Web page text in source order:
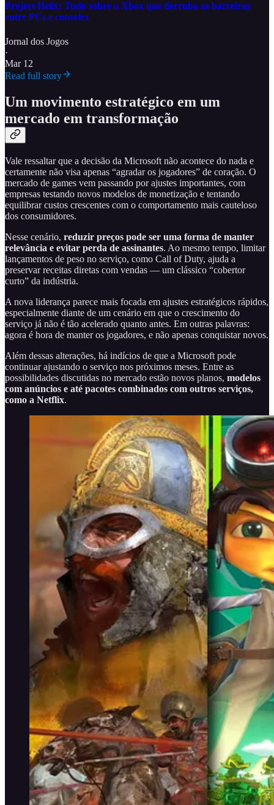
Project Helix: Tudo sobre o Xbox que derruba as barreiras
entre PCs e consoles
Jornal dos Jogos
·
Mar 12
Read full story
Um movimento estratégico em um
mercado em transformação
Vale ressaltar que a decisão da Microsoft não acontece do nada e
certamente não visa apenas “agradar os jogadores” de coração. O
mercado de games vem passando por ajustes importantes, com
empresas testando novos modelos de monetização e tentando
equilibrar custos crescentes com o comportamento mais cauteloso
dos consumidores.
Nesse cenário, reduzir preços pode ser uma forma de manter
relevância e evitar perda de assinantes. Ao mesmo tempo, limitar
lançamentos de peso no serviço, como Call of Duty, ajuda a
preservar receitas diretas com vendas — um clássico “cobertor
curto” da indústria.
A nova liderança parece mais focada em ajustes estratégicos rápidos,
especialmente diante de um cenário em que o crescimento do
serviço já não é tão acelerado quanto antes. Em outras palavras:
agora é hora de manter os jogadores, e não apenas conquistar novos.
Além dessas alterações, há indícios de que a Microsoft pode
continuar ajustando o serviço nos próximos meses. Entre as
possibilidades discutidas no mercado estão novos planos, modelos
com anúncios e até pacotes combinados com outros serviços,
como a Netflix.